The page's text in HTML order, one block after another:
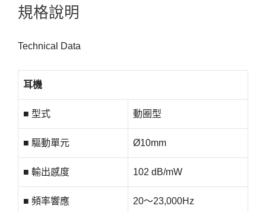
規格說明
Technical Data
耳機
■ 型式 動圈型
■ 驅動單元 Ø10mm
■ 輸出感度 102 dB/mW
■ 頻率響應 20～23,000Hz